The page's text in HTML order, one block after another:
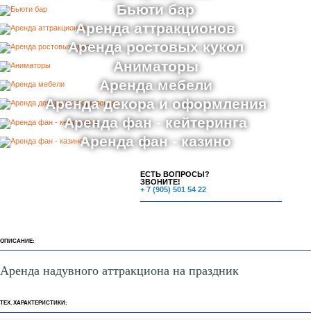
Бьюти бар
Аренда аттракционов
Аренда ростовых кукол
Аниматоры
Аренда мебели
Аренда декора и оформления
Аренда фан - кейтеринга
Аренда фан - казино
ЕСТЬ ВОПРОСЫ?
ЗВОНИТЕ!
+ 7 (905) 501 54 22
ОПИСАНИЕ:
Аренда надувного аттракциона на праздник
ТЕХ. ХАРАКТЕРИСТИКИ: